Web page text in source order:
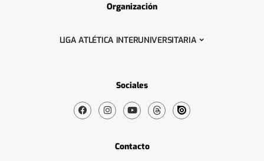
Organización
LIGA ATLÉTICA INTERUNIVERSITARIA
Sociales
Contacto